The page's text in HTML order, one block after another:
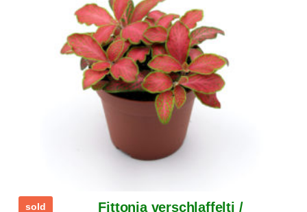
sold Fittonia verschlaffelti /